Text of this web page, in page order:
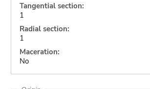
Tangential section:
1
Radial section:
1
Maceration:
No